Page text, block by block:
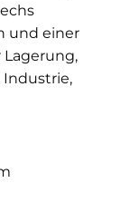
und einer
Industrie,